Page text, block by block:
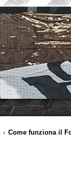
Come funziona il